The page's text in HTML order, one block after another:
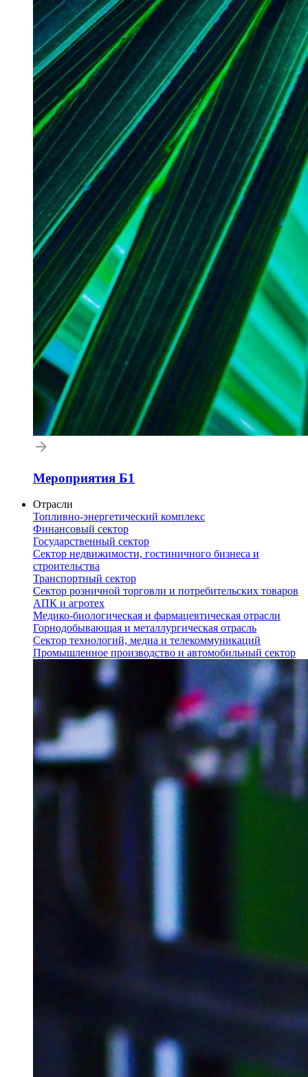
Мероприятия Б1
Отрасли
Топливно-энергетический комплекс
Финансовый сектор
Государственный сектор
Сектор недвижимости, гостиничного бизнеса и
строительства
Транспортный сектор
Сектор розничной торговли и потребительских товаров
АПК и агротех
Медико-биологическая и фармацевтическая отрасли
Горнодобывающая и металлургическая отрасль
Сектор технологий, медиа и телекоммуникаций
Промышленное производство и автомобильный сектор